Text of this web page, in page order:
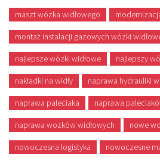
maszt wózka widłowego
montaż instalacji gazowych wózki
najlepsze wózki widłowe najlepszy
nakładki na widły naprawa hydrauliki
naprawa paleciaka naprawa
naprawa wozków widłowych nowe
nowoczesna logistyka nowoczesne